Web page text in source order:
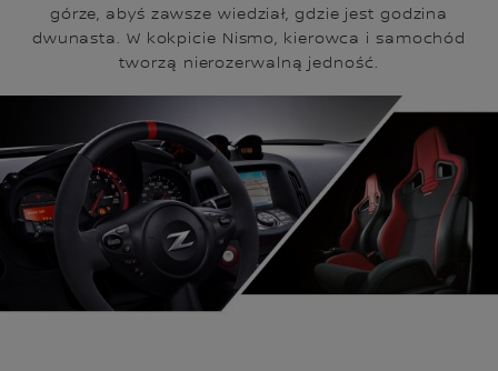
górze, abyś zawsze wiedział, gdzie jest godzina
dwunasta. W kokpicie Nismo, kierowca i samochód
tworzą nierozerwalną jedność.